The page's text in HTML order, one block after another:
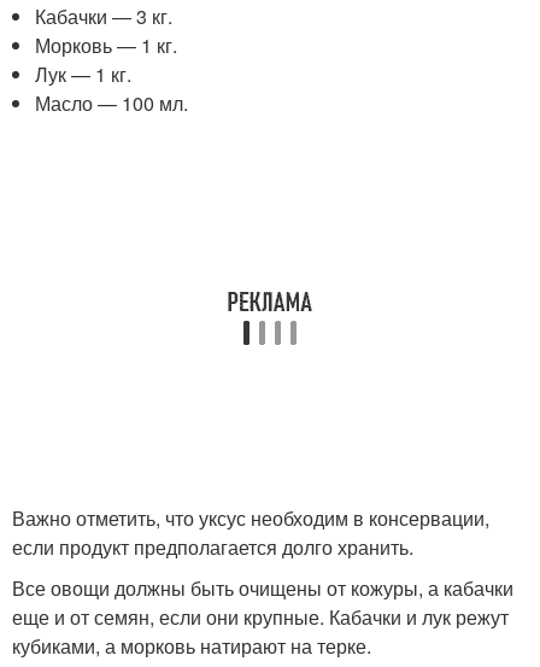
Кабачки — 3 кг.
Морковь — 1 кг.
Лук — 1 кг.
Масло — 100 мл.
Важно отметить, что уксус необходим в консервации,
если продукт предполагается долго хранить.
Все овощи должны быть очищены от кожуры, а кабачки
еще и от семян, если они крупные. Кабачки и лук режут
кубиками, а морковь натирают на терке.